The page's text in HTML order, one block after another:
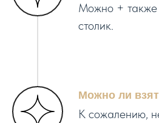
Можно + также
столик.
Можно ли
К сожалению,